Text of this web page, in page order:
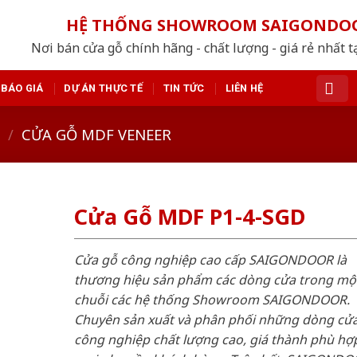
HỆ THỐNG SHOWROOM
Nơi bán cửa gỗ chính hãng - chất lượng - giá rẻ nhất
BÁO GIÁ DỰ ÁN THỰC TẾ TIN TỨC LIÊN HỆ
/ CỬA GỖ MDF VENEER
Cửa Gỗ MDF P1-4-SGD
Cửa gỗ công nghiệp cao cấp SAIGONDOOR là
thương hiệu sản phẩm các dòng cửa trong
chuỗi các hệ thống Showroom SAIGONDOOR.
Chuyên sản xuất và phân phối những dòng
công nghiệp chất lượng cao, giá thành phù